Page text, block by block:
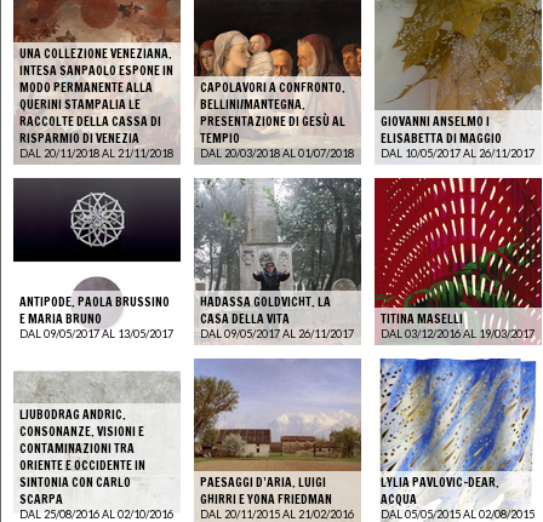
UNA COLLEZIONE VENEZIANA.
INTESA SANPAOLO ESPONE IN
MODO PERMANENTE ALLA
QUERINI STAMPALIA LE
RACCOLTE DELLA CASSA DI
RISPARMIO DI VENEZIA
DAL 20/11/2018 AL 21/11/2018
CAPOLAVORI A CONFRONTO.
BELLINI/MANTEGNA.
PRESENTAZIONE DI GESÙ AL
TEMPIO
DAL 20/03/2018 AL 01/07/2018
GIOVANNI ANSELMO I
ELISABETTA DI MAGGIO
DAL 10/05/2017 AL 26/11/2017
ANTIPODE. PAOLA BRUSSINO
E MARIA BRUNO
DAL 09/05/2017 AL 13/05/2017
HADASSA GOLDVICHT. LA
CASA DELLA VITA
DAL 09/05/2017 AL 26/11/2017
TITINA MASELLI
DAL 03/12/2016 AL 19/03/2017
LJUBODRAG ANDRIC.
CONSONANZE. VISIONI E
CONTAMINAZIONI TRA
ORIENTE E OCCIDENTE IN
SINTONIA CON CARLO
SCARPA
DAL 25/08/2016 AL 02/10/2016
PAESAGGI D’ARIA. LUIGI
GHIRRI E YONA FRIEDMAN
DAL 20/11/2015 AL 21/02/2016
LYLIA PAVLOVIC-DEAR.
ACQUA
DAL 05/05/2015 AL 02/08/2015